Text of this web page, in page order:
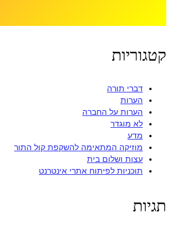
קטגוריות
דברי תורה
הערות
הערות על החברה
לא מוגדר
מדע
מוזיקה המתאימה להשקפת קול התור
עצות ושלום בית
תוכניות לפיתוח אתרי אינטרנט
תגיות